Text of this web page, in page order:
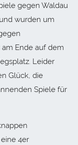
gegen Waldau
wurden um
Ende auf dem
Leider
Glück, die
Spiele für
4er